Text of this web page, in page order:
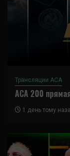
Трансляции ACA
ACA 200
1 день тому